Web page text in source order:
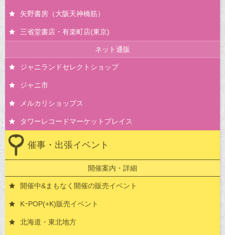
矢野書房（大阪天神橋筋）
三省堂書店・有楽町店(東京)
ネット通販
ジャニランドセレクトショップ
ジャニ市
メルカリショップス
タワーレコードマーケットプレイス
催事・出張イベント
開催案内・詳細
開催中&まもなく開催の販売イベント
KｰPOP(+K)販売イベント
北海道・東北地方